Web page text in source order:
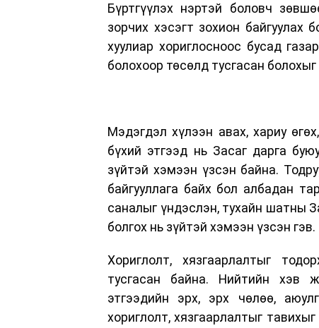
Бүртгүүлэх нэртэй боловч
зорчих хэсэгт зохион
хуулиар хориглосноос бусад
болохоор төсөлд тусгасан
Мэдэгдэл хүлээн авах, хариу
бүхий этгээд нь Засаг дарга
зүйтэй хэмээн үзсэн байна.
байгууллага байх бол албадан
саналыг үндэслэн, тухайн шатны
болгох нь зүйтэй хэмээн үзсэн гэв.
Хориглолт, хязгаарлалтыг
тусгасан байна. Нийтийн хэв
этгээдийн эрх, эрх чөлөө,
хориглолт, хязгаарлалтыг